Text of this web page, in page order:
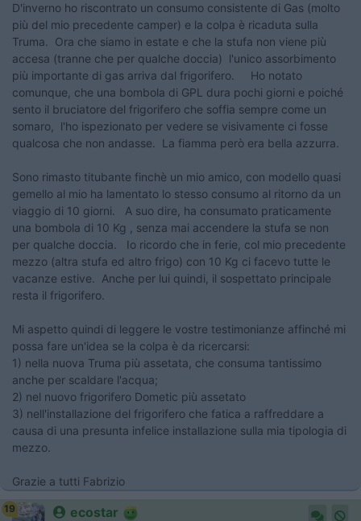
D'inverno ho riscontrato un consumo consistente di Gas (molto
più del mio precedente camper) e la colpa è ricaduta sulla
Truma. Ora che siamo in estate e che la stufa non viene più
accesa (tranne che per qualche doccia) l'unico assorbimento
più importante di gas arriva dal frigorifero. Ho notato
comunque, che una bombola di GPL dura pochi giorni e poiché
sento il bruciatore del frigorifero che soffia sempre come un
somaro, l'ho ispezionato per vedere se visivamente ci fosse
qualcosa che non andasse. La fiamma però era bella azzurra.
Sono rimasto titubante finchè un mio amico, con modello quasi
gemello al mio ha lamentato lo stesso consumo al ritorno da un
viaggio di 10 giorni. A suo dire, ha consumato praticamente
una bombola di 10 Kg , senza mai accendere la stufa se non
per qualche doccia. Io ricordo che in ferie, col mio precedente
mezzo (altra stufa ed altro frigo) con 10 Kg ci facevo tutte le
vacanze estive. Anche per lui quindi, il sospettato principale
resta il frigorifero.
Mi aspetto quindi di leggere le vostre testimonianze affinché mi
possa fare un'idea se la colpa è da ricercarsi:
1) nella nuova Truma più assetata, che consuma tantissimo
anche per scaldare l'acqua;
2) nel nuovo frigorifero Dometic più assetato
3) nell'installazione del frigorifero che fatica a raffreddare a
causa di una presunta infelice installazione sulla mia tipologia di
mezzo.
Grazie a tutti Fabrizio
19 ecostar